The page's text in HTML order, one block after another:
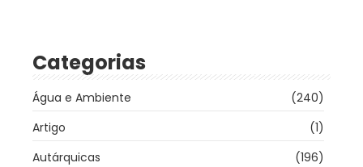
Categorias
Água e Ambiente
(240)
Artigo
(1)
Autárquicas
(196)